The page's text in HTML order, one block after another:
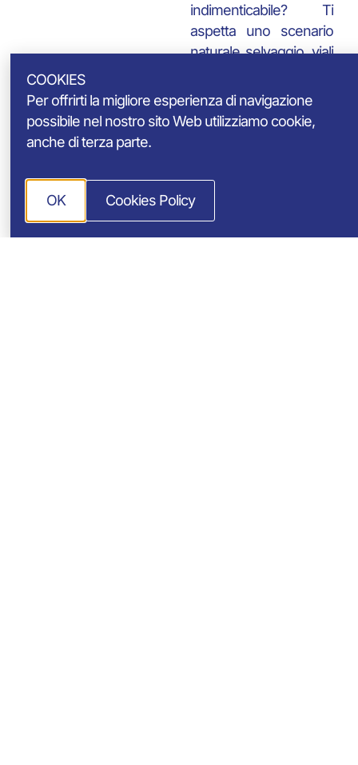
indimenticabile? Ti
aspetta uno scenario
naturale selvaggio, viali
bella spiaggia con
ingresso diretto dal
villaggio a soli 150 metri
alloggi e piazzole
immersi nel verde!
Prenota
COOKIES
Per offrirti la migliore esperienza di navigazione
possibile nel nostro sito Web utilizziamo cookie,
anche di terza parte.
OK Cookies Policy